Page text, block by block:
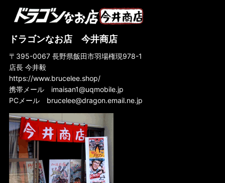
ドラゴンなお店 今井商店
〒395-0067 長野県飯田市羽場権現978-1
店長 今井毅
https://www.brucelee.shop/
携帯メール imaisan1@uqmobile.jp
PCメール brucelee@dragon.email.ne.jp